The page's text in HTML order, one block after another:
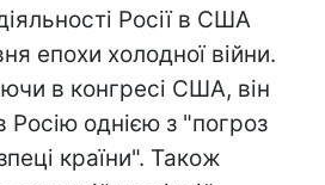
Росії в США
епохи холодної війни.
в конгресі США, він
Росію однією з "погроз
країни". Також